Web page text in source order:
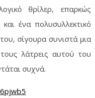
θρίλερ, επαρκώς
ένα πολυσυλλεκτικό
σίγουρα συνιστά μια
λάτρεις αυτού του
συχνά.